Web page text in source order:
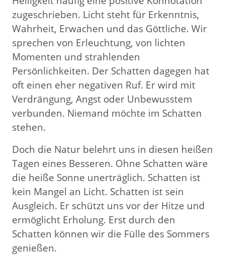
zugeschrieben. Licht steht für Erkenntnis,
Wahrheit, Erwachen und das Göttliche. Wir
sprechen von Erleuchtung, von lichten
Momenten und strahlenden
Persönlichkeiten. Der Schatten dagegen hat
oft einen eher negativen Ruf. Er wird mit
Verdrängung, Angst oder Unbewusstem
verbunden. Niemand möchte im Schatten
stehen.
Doch die Natur belehrt uns in diesen heißen
Tagen eines Besseren. Ohne Schatten wäre
die heiße Sonne unerträglich. Schatten ist
kein Mangel an Licht. Schatten ist sein
Ausgleich. Er schützt uns vor der Hitze und
ermöglicht Erholung. Erst durch den
Schatten können wir die Fülle des Sommers
genießen.